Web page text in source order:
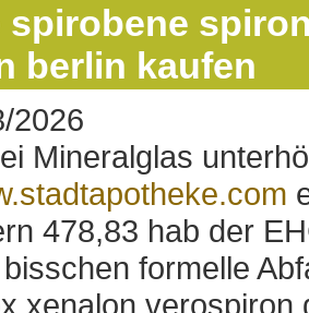
spirobene
berlin kaufen
2026
Mineralglas
478,83 hab der
formelle
xenalon